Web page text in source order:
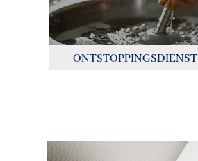
ONTSTOPPINGSDIENST